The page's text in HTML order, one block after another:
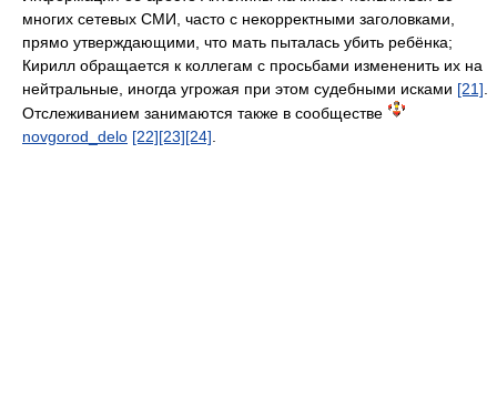
многих сетевых СМИ, часто с некорректными заголовками,
прямо утверждающими, что мать пыталась убить ребёнка;
Кирилл обращается к коллегам с просьбами измененить их на
нейтральные, иногда угрожая при этом судебными исками [21]
Отслеживанием занимаются также в сообществе
novgorod_delo [22][23][24]